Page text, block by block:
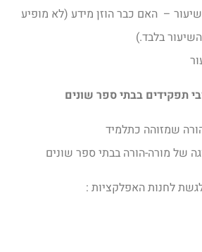
– האם כבר הוזן מידע (לא מופיע
בלבד.)
תפקידים בבתי ספר שונים
שמזוהה כתלמיד
של מורה-הורה בבתי ספר שונים
לחנות האפלקציות :